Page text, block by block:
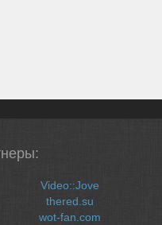
Video::Jove
thered.su
wot-fan.com